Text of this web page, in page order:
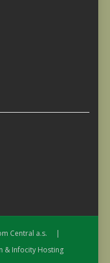
Central a.s. |
& Infocity Hosting